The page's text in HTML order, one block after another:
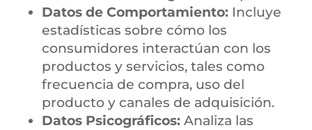
Datos de Comportamiento: Incluye
estadísticas sobre cómo los
consumidores interactúan con los
productos y servicios, tales como
frecuencia de compra, uso del
producto y canales de adquisición.
Datos Psicográficos: Analiza las